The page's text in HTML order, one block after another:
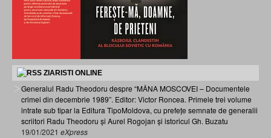
ZIARISTI ONLINE
Generalul Radu Theodoru despre “MÂNA MOSCOVEI – Documentele
crimei din decembrie 1989”. Editor: Victor Roncea. Primele trei volume
intrate sub tipar la Editura TipoMoldova, cu prefețe semnate de generalii
scriitori Radu Theodoru și Aurel Rogojan și istoricul Gh. Buzatu
19/01/2021 eXpress